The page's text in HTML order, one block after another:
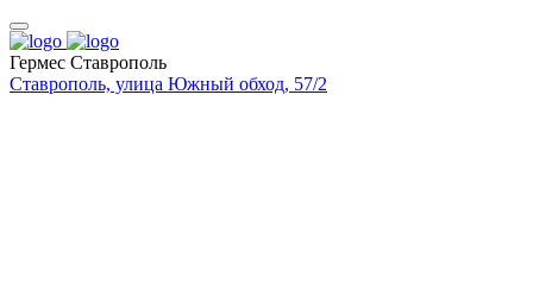
Гермес Ставрополь
Ставрополь, улица Южный обход, 57/2